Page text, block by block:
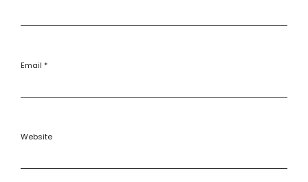
Email *
Website